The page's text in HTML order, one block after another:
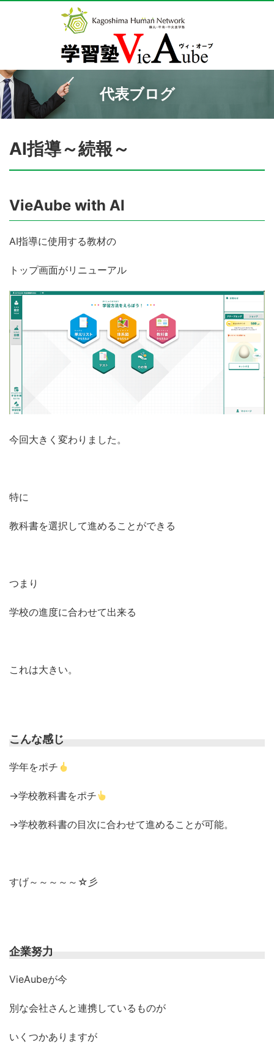
代表ブログ
AI指導～続報～
VieAube with AI
AI指導に使用する教材の
トップ画面がリニューアル
今回大きく変わりました。
特に
教科書を選択して進めることができる
つまり
学校の進度に合わせて出来る
これは大きい。
こんな感じ
学年をポチ
→学校教科書をポチ
→学校教科書の目次に合わせて進めることが可能。
すげ～～～～～☆彡
企業努力
VieAubeが今
別な会社さんと連携しているものが
いくつかありますが